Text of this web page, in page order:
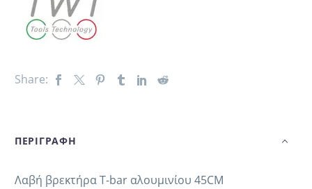
Share:
ΠΕΡΙΓΡΑΦΗ
Λαβή βρεκτήρα T-bar αλουμινίου 45CM